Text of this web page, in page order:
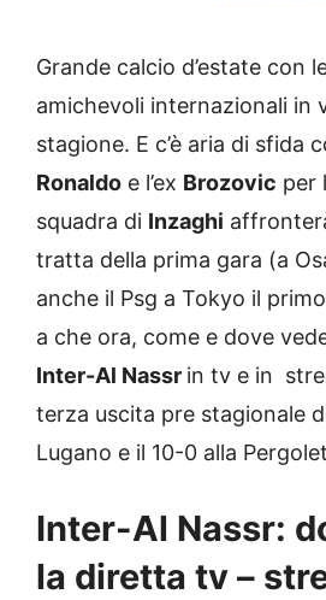
Grande calcio d’estate con
amichevoli internazionali in
stagione. E c’è aria di sfida
Ronaldo e l’ex Brozovic per
squadra di Inzaghi
tratta della prima gara (a
anche il Psg a Tokyo il
a che ora, come e dove
Inter-Al Nassr in tv e in
terza uscita pre stagionale
Lugano e il 10-0 alla
Inter-Al Nassr:
la diretta tv –